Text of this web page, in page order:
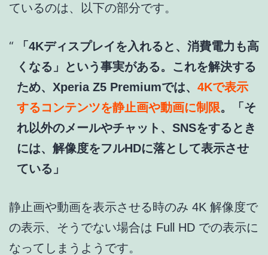
ているのは、以下の部分です。
「4Kディスプレイを入れると、消費電力も高
くなる」という事実がある。これを解決する
ため、Xperia Z5 Premiumでは、 4Kで表示
するコンテンツを静止画や動画に制限。「そ
れ以外のメールやチャット、SNSをするとき
には、解像度をフルHDに落として表示させ
ている」
静止画や動画を表示させる時のみ 4K 解像度で
の表示、そうでない場合は Full HD での表示に
なってしまうようです。